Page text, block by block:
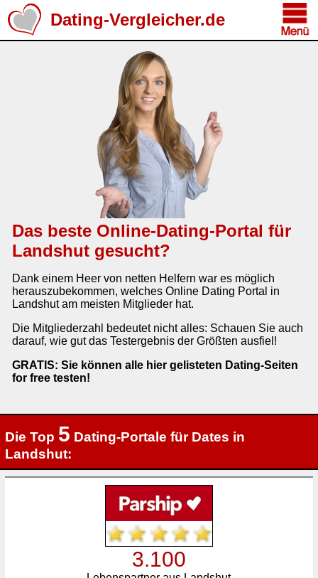
Dating-Vergleicher.de
Das beste Online-Dating-Portal für
Landshut gesucht?
Dank einem Heer von netten Helfern war es möglich
herauszubekommen, welches Online Dating Portal in
Landshut am meisten Mitglieder hat.
Die Mitgliederzahl bedeutet nicht alles: Schauen Sie auch
darauf, wie gut das Testergebnis der Größten ausfiel!
GRATIS: Sie können alle hier gelisteten Dating-Seiten
for free testen!
Die Top 5 Dating-Portale für Dates in
Landshut:
3.100